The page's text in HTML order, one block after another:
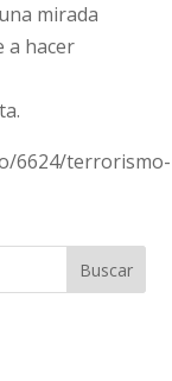
mirada
a hacer
6624/terrorismo-